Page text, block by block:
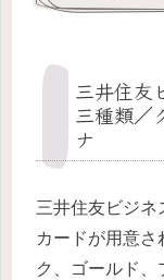
三井住友
三種類／
ナ
三井住友ビジネ
カードが用意さ
ク、ゴールド、